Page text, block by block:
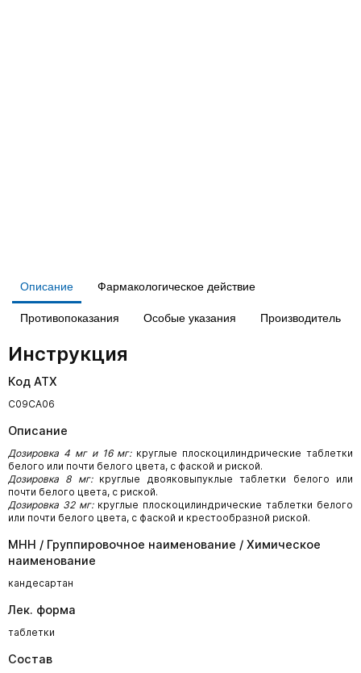
Описание Фармакологическое действие
Противопоказания Особые указания Производитель
Инструкция
Код АТХ
C09CA06
Описание
Дозировка 4 мг и 16 мг:круглые плоскоцилиндрические таблетки
белого или почти белого цвета, с фаской и риской.
Дозировка 8 мг:круглые двояковыпуклые таблетки белого или
почти белого цвета, с риской.
Дозировка 32 мг:круглые плоскоцилиндрические таблетки белого
или почти белого цвета, с фаской и крестообразной риской.
МНН / Группировочное наименование / Химическое
наименование
кандесартан
Лек. форма
таблетки
Состав